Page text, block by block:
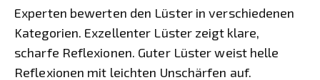
Experten bewerten den Lüster in verschiedenen
Kategorien. Exzellenter Lüster zeigt klare,
scharfe Reflexionen. Guter Lüster weist helle
Reflexionen mit leichten Unschärfen auf.